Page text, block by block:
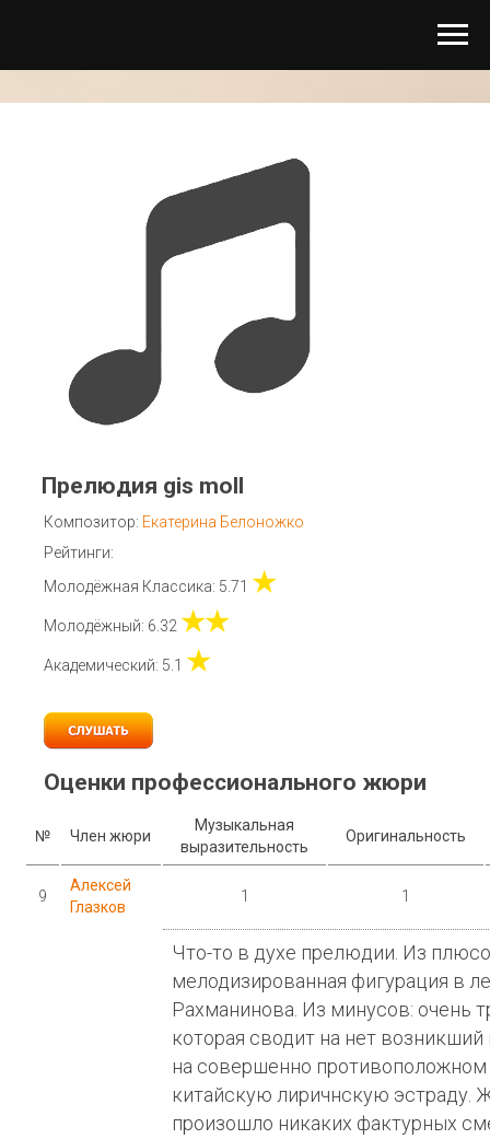
Прелюдия gis moll
Композитор: Екатерина Белоножко
Рейтинги:
Молодёжная Классика: 5.71 ★
Молодёжный: 6.32 ★★
Академический: 5.1 ★
Оценки профессионального жюри
№ Член жюри
Музыкальная
выразительность
Оригинальность
9
Алексей
Глазков
1 1
Что-то в духе прелюдии. Из
мелодизированная фигурация в
Рахманинова. Из минусов: очень
которая сводит на нет
на совершенно противоположном
китайскую лиричнскую эстраду.
произошло никаких фактурных